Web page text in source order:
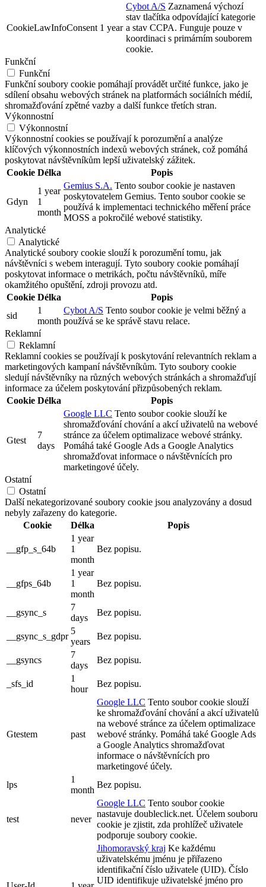
CookieLawInfoConsent 1 year
Cybot A/S Zaznamená výchozí
stav tlačítka odpovídající kategorie
a stav CCPA. Funguje pouze v
koordinaci s primárním souborem
cookie.
Funkční
Funkční
Funkční soubory cookie pomáhají provádět určité funkce, jako je
sdílení obsahu webových stránek na platformách sociálních médií,
shromažďování zpětné vazby a další funkce třetích stran.
Výkonnostní
Výkonnostní
Výkonnostní cookies se používají k porozumění a analýze
klíčových výkonnostních indexů webových stránek, což pomáhá
poskytovat návštěvníkům lepší uživatelský zážitek.
Cookie Délka Popis
Gdyn
1 year
1
month
Gemius S.A. Tento soubor cookie je nastaven
poskytovatelem Gemius. Tento soubor cookie se
používá k implementaci technického měření práce
MOSS a pokročilé webové statistiky.
Analytické
Analytické
Analytické soubory cookie slouží k porozumění tomu, jak
návštěvníci s webem interagují. Tyto soubory cookie pomáhají
poskytovat informace o metrikách, počtu návštěvníků, míře
okamžitého opuštění, zdroji provozu atd.
Cookie Délka
Popis
sid
1
month
Cybot A/S Tento soubor cookie je velmi běžný a
používá se ke správě stavu relace.
Reklamní
Reklamní
Reklamní cookies se používají k poskytování relevantních reklam a
marketingových kampaní návštěvníkům. Tyto soubory cookie
sledují návštěvníky na různých webových stránkách a shromažďují
informace za účelem poskytování přizpůsobených reklam.
Cookie Délka Popis
Gtest
7
days
Google LLC Tento soubor cookie slouží ke
shromažďování chování a akcí uživatelů na webové
stránce za účelem optimalizace webové stránky.
Pomáhá také Google Ads a Google Analytics
shromažďovat informace o návštěvnících pro
marketingové účely.
Ostatní
Ostatní
Další nekategorizované soubory cookie jsou analyzovány a dosud
nebyly zařazeny do kategorie.
Cookie
Délka Popis
__gfp_s_64b
1 year
1
month
Bez popisu.
__gfps_64b
1 year
1
month
Bez popisu.
__gsync_s
7
days
Bez popisu.
__gsync_s_gdpr
5
years
Bez popisu.
__gsyncs
7
days
Bez popisu.
_sfs_id
1
hour
Bez popisu.
Gtestem past
Google LLC Tento soubor cookie slouží
ke shromažďování chování a akcí uživatelů
na webové stránce za účelem optimalizace
webové stránky. Pomáhá také Google Ads
a Google Analytics shromažďovat
informace o návštěvnících pro
marketingové účely.
lps
1
month
Bez popisu.
test never
Google LLC Tento soubor cookie
nastavuje doubleclick.net. Účelem souboru
cookie je zjistit, zda prohlížeč uživatele
podporuje soubory cookie.
Jihomoravský kraj Ke každému
uživatelskému jménu je přiřazeno
identifikační číslo uživatele (UID). Číslo
UID identifikuje uživatelské jméno pro